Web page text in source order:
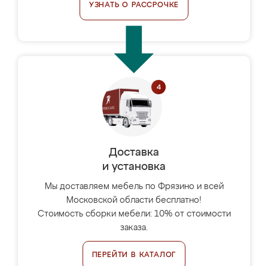
УЗНАТЬ О РАССРОЧКЕ
Доставка
и установка
Мы доставляем мебель по Фрязино и всей
Московской области бесплатно!
Стоимость сборки мебели: 10% от стоимости
заказа.
ПЕРЕЙТИ В КАТАЛОГ